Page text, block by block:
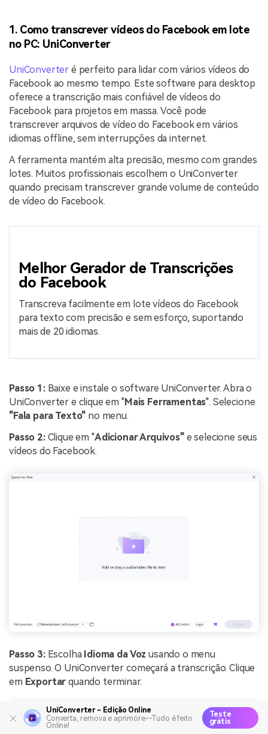
1. Como transcrever vídeos do Facebook em lote
no PC: UniConverter
UniConverter é perfeito para lidar com vários vídeos do
Facebook ao mesmo tempo. Este software para desktop
oferece a transcrição mais confiável de vídeos do
Facebook para projetos em massa. Você pode
transcrever arquivos de vídeo do Facebook em vários
idiomas offline, sem interrupções da internet.
A ferramenta mantém alta precisão, mesmo com grandes
lotes. Muitos profissionais escolhem o UniConverter
quando precisam transcrever grande volume de conteúdo
de vídeo do Facebook.
Melhor Gerador de Transcrições
do Facebook
Transcreva facilmente em lote vídeos do Facebook
para texto com precisão e sem esforço, suportando
mais de 20 idiomas.
Passo 1:Baixe e instale o software UniConverter. Abra o
UniConverter e clique em "Mais Ferramentas". Selecione
"Fala para Texto" no menu.
Passo 2:Clique em "Adicionar Arquivos"e selecione seus
vídeos do Facebook.
Passo 3:Escolha Idioma da Voz usando o menu
suspenso. O UniConverter começará a transcrição. Clique
em Exportarquando terminar.
UniConverter - Edição Online
Converta, remova e aprimore--Tudo é feito
Online!
Teste
grátis